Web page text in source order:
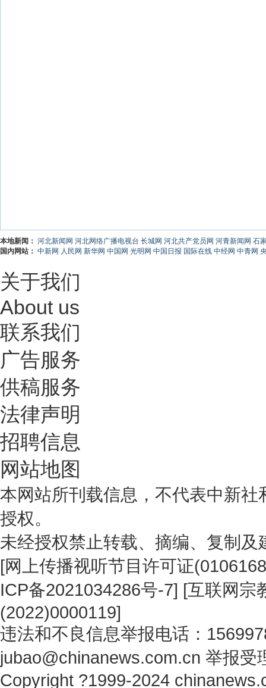
本地新闻： 河北新闻网 河北网络广播电视台 长城网 河北共产党员网 河青新闻网 石
国内网站： 中新网 人民网 新华网 中国网 光明网 中国日报 国际在线 中经网 中青网
关于我们
About us
联系我们
广告服务
供稿服务
法律声明
招聘信息
网站地图
本网站所刊载信息，不代表中新
授权。
未经授权禁止转载、摘编、复制
[网上传播视听节目许可证
ICP备2021034286号-7] [互联网宗
(2022)0000119]
违法和不良信息举报电话：
jubao@chinanews.com.cn 举报受
Copyright ?1999-2024